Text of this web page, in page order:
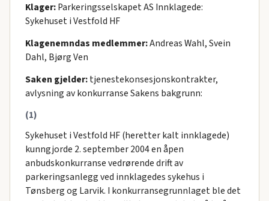
Klager:Parkeringsselskapet AS Innklagede:
Sykehuset i Vestfold HF
Klagenemndas medlemmer:Andreas Wahl, Svein
Dahl, Bjørg Ven
Saken gjelder:tjenestekonsesjonskontrakter,
avlysning av konkurranse Sakens bakgrunn:
(1)
Sykehuset i Vestfold HF (heretter kalt innklagede)
kunngjorde 2. september 2004 en åpen
anbudskonkurranse vedrørende drift av
parkeringsanlegg ved innklagedes sykehus i
Tønsberg og Larvik. I konkurransegrunnlaget ble det